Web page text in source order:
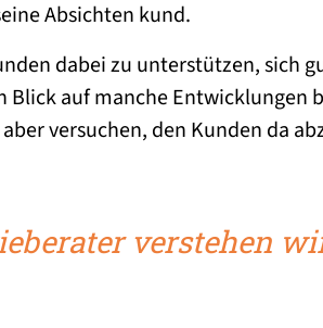
Absichten kund.
dabei zu unterstützen, sich
Blick auf manche Entwicklungen
versuchen, den Kunden da
verstehen